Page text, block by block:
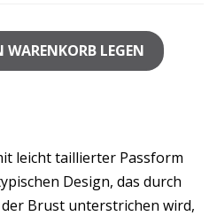
WARENKORB LEGEN
leicht taillierter Passform
Design, das durch
Brust unterstrichen wird,